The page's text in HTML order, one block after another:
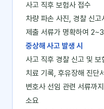
사고 직후 보험사 접수
차량 파손 사진, 경찰 신
제출 서류가 명확하여
중상해 사고 발생 시
사고 직후 경찰 신고 및 보
치료 기록, 후유장해 진단
변호사 선임 관련 서류까
소요